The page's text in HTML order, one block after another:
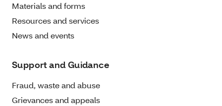
Materials and forms
Resources and services
News and events
Support and Guidance
Fraud, waste and abuse
Grievances and appeals